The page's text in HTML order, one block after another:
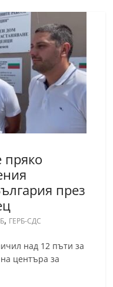
пряко
през
, ГЕРБ-СДС
над 12 пъти за
центъра за